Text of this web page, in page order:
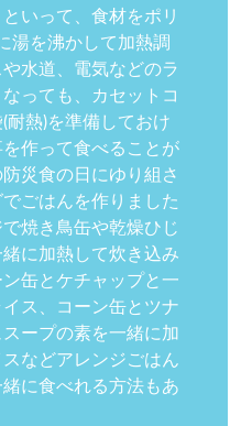
いって、食材をポリ
湯を沸かして加熱調
水道、電気などのラ
っても、カセットコ
熱)を準備しておけ
作って食べることが
災食の日にゆり組さ
ごはんを作りました
焼き鳥缶や乾燥ひじ
に加熱して炊き込み
缶とケチャップと一
ス、コーン缶とツナ
ープの素を一緒に加
などアレンジごはん
に食べれる方法もあ